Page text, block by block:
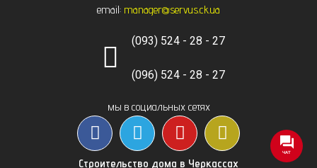
email: manager@servus.ck.ua
(093) 524 - 28 - 27
(096) 524 - 28 - 27
мы в социальных сетях
Строительство дома в Черкассах
ЧАТ